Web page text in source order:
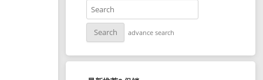
advance search